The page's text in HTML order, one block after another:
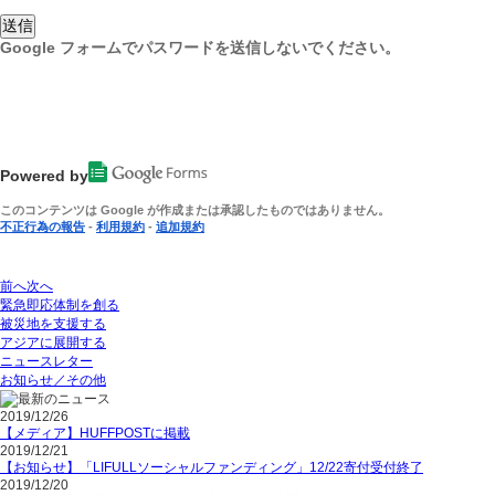
Google フォームでパスワードを送信しないでください。
Powered by
このコンテンツは Google が作成または承認したものではありません。
不正行為の報告 - 利用規約 - 追加規約
前へ次へ
緊急即応体制を創る
被災地を支援する
アジアに展開する
ニュースレター
お知らせ／その他
2019/12/26
【メディア】HUFFPOSTに掲載
2019/12/21
【お知らせ】「LIFULLソーシャルファンディング」12/22寄付受付終了
2019/12/20